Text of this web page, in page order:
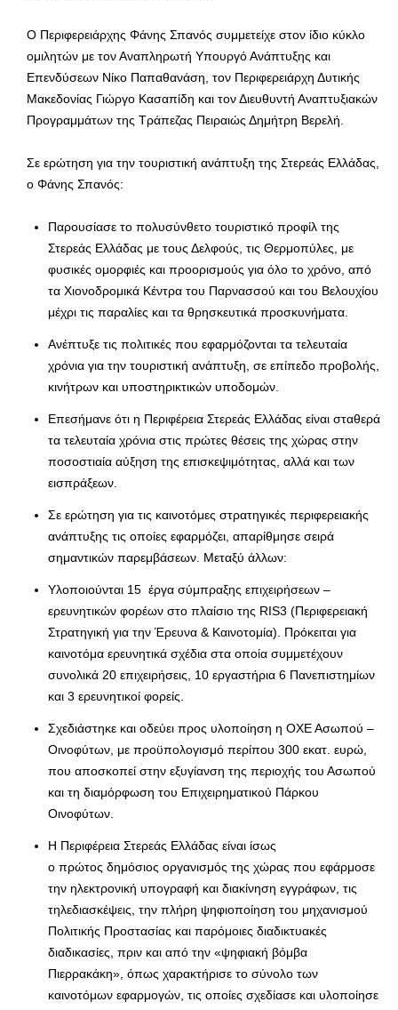
Ο Περιφερειάρχης Φάνης Σπανός συμμετείχε στον ίδιο κύκλο
ομιλητών με τον Αναπληρωτή Υπουργό Ανάπτυξης και
Επενδύσεων Νίκο Παπαθανάση, τον Περιφερειάρχη Δυτικής
Μακεδονίας Γιώργο Κασαπίδη και τον Διευθυντή Αναπτυξιακών
Προγραμμάτων της Τράπεζας Πειραιώς Δημήτρη Βερελή.
Σε ερώτηση για την τουριστική ανάπτυξη της Στερεάς Ελλάδας,
ο Φάνης Σπανός:
Παρουσίασε το πολυσύνθετο τουριστικό προφίλ της
Στερεάς Ελλάδας με τους Δελφούς, τις Θερμοπύλες, με
φυσικές ομορφιές και προορισμούς για όλο το χρόνο, από
τα Χιονοδρομικά Κέντρα του Παρνασσού και του Βελουχίου
μέχρι τις παραλίες και τα θρησκευτικά προσκυνήματα.
Ανέπτυξε τις πολιτικές που εφαρμόζονται τα τελευταία
χρόνια για την τουριστική ανάπτυξη, σε επίπεδο προβολής,
κινήτρων και υποστηρικτικών υποδομών.
Επεσήμανε ότι η Περιφέρεια Στερεάς Ελλάδας είναι σταθερά
τα τελευταία χρόνια στις πρώτες θέσεις της χώρας στην
ποσοστιαία αύξηση της επισκεψιμότητας, αλλά και των
εισπράξεων.
Σε ερώτηση για τις καινοτόμες στρατηγικές περιφερειακής
ανάπτυξης τις οποίες εφαρμόζει, απαρίθμησε σειρά
σημαντικών παρεμβάσεων. Μεταξύ άλλων:
Υλοποιούνται 15 έργα σύμπραξης επιχειρήσεων –
ερευνητικών φορέων στο πλαίσιο της RIS3 (Περιφερειακή
Στρατηγική για την Έρευνα & Καινοτομία). Πρόκειται για
καινοτόμα ερευνητικά σχέδια στα οποία συμμετέχουν
συνολικά 20 επιχειρήσεις, 10 εργαστήρια 6 Πανεπιστημίων
και 3 ερευνητικοί φορείς.
Σχεδιάστηκε και οδεύει προς υλοποίηση η ΟΧΕ Ασωπού –
Οινοφύτων, με προϋπολογισμό περίπου 300 εκατ. ευρώ,
που αποσκοπεί στην εξυγίανση της περιοχής του Ασωπού
και τη διαμόρφωση του Επιχειρηματικού Πάρκου
Οινοφύτων.
Η Περιφέρεια Στερεάς Ελλάδας είναι ίσως
ο πρώτος δημόσιος οργανισμός της χώρας που εφάρμοσε
την ηλεκτρονική υπογραφή και διακίνηση εγγράφων, τις
τηλεδιασκέψεις, την πλήρη ψηφιοποίηση του μηχανισμού
Πολιτικής Προστασίας και παρόμοιες διαδικτυακές
διαδικασίες, πριν και από την «ψηφιακή βόμβα
Πιερρακάκη», όπως χαρακτήρισε το σύνολο των
καινοτόμων εφαρμογών, τις οποίες σχεδίασε και υλοποίησε